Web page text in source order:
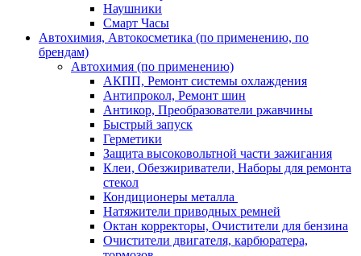
Наушники
Смарт Часы
Автохимия, Автокосметика (по применению, по
брендам)
Автохимия (по применению)
АКПП, Ремонт системы охлаждения
Антипрокол, Ремонт шин
Антикор, Преобразователи ржавчины
Быстрый запуск
Герметики
Защита высоковольтной части зажигания
Клеи, Обезжириватели, Наборы для ремонта
стекол
Кондиционеры металла
Натяжители приводных ремней
Октан корректоры, Очистители для бензина
Очистители двигателя, карбюратера,